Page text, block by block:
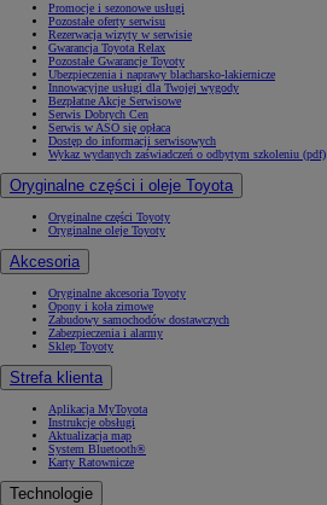
Promocje i sezonowe usługi
Pozostałe oferty serwisu
Rezerwacja wizyty w serwisie
Gwarancja Toyota Relax
Pozostałe Gwarancje Toyoty
Ubezpieczenia i naprawy blacharsko-lakiernicze
Innowacyjne usługi dla Twojej wygody
Bezpłatne Akcje Serwisowe
Serwis Dobrych Cen
Serwis w ASO się opłaca
Dostęp do informacji serwisowych
Wykaz wydanych zaświadczeń o odbytym szkoleniu (pdf)
Oryginalne części i oleje Toyota
Oryginalne części Toyoty
Oryginalne oleje Toyoty
Akcesoria
Oryginalne akcesoria Toyoty
Opony i koła zimowe
Zabudowy samochodów dostawczych
Zabezpieczenia i alarmy
Sklep Toyoty
Strefa klienta
Aplikacja MyToyota
Instrukcje obsługi
Aktualizacja map
System Bluetooth®
Karty Ratownicze
Technologie